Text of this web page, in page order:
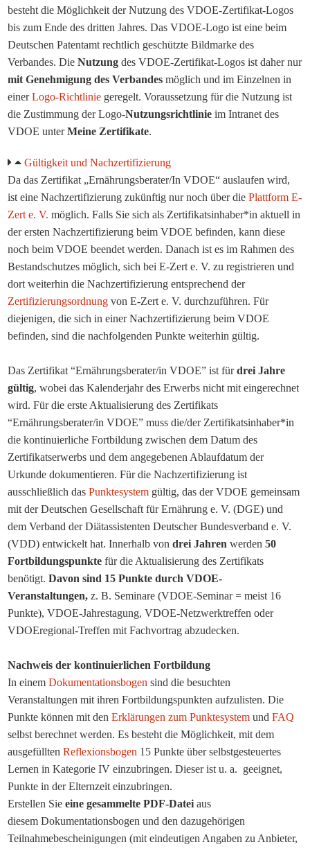
besteht die Möglichkeit der Nutzung des VDOE-Zertifikat-Logos
bis zum Ende des dritten Jahres. Das VDOE-Logo ist eine beim
Deutschen Patentamt rechtlich geschützte Bildmarke des
Verbandes. DieNutzungdes VDOE-Zertifikat-Logos ist daher nur
mit Genehmigung des Verbandes möglich und im Einzelnen in
einerLogo-Richtlinie geregelt. Voraussetzung für die Nutzung ist
die Zustimmung der Logo-Nutzungsrichtlinie im Intranet des
VDOE unterMeine Zertifikate.
Gültigkeit und Nachzertifizierung
Da das Zertifikat „Ernährungsberater/In VDOE“auslaufen wird,
ist eine Nachzertifizierung zukünftig nur noch über diePlattform E-
Zert e. V. möglich. Falls Siesich als Zertifikatsinhaber*in aktuell in
der ersten Nachzertifizierung beim VDOEbefinden, kann diese
noch beim VDOE beendet werden. Danach ist es im Rahmen des
Bestandschutzes möglich,sich bei E-Zert e. V. zu registrieren und
dort weiterhin die Nachzertifizierung entsprechend der
Zertifizierungsordnung von E-Zert e. V. durchzuführen.Für
diejenigen, die sich in einer Nachzertifizierungbeim VDOE
befinden, sind die nachfolgenden Punkte weiterhin gültig.
Das Zertifikat “Ernährungsberater/in VDOE” ist fürdrei Jahre
gültig, wobei das Kalenderjahr des Erwerbs nicht mit eingerechnet
wird. Für die erste Aktualisierung des Zertifikats
“Ernährungsberater/in VDOE” muss die/der Zertifikatsinhaber*in
die kontinuierliche Fortbildung zwischen dem Datum des
Zertifikatserwerbs und dem angegebenen Ablaufdatum der
Urkunde dokumentieren. Für die Nachzertifizierung ist
ausschließlich dasPunktesystem gültig, das der VDOE gemeinsam
mit der Deutschen Gesellschaft für Ernährung e. V. (DGE) und
dem Verband der Diätassistenten Deutscher Bundesverband e. V.
(VDD) entwickelt hat. Innerhalb vondrei Jahren werden50
Fortbildungspunkte für die Aktualisierung des Zertifikats
benötigt.Davon sind 15 Punkte durch VDOE-
Veranstaltungen,z. B. Seminare (VDOE-Seminar = meist 16
Punkte), VDOE-Jahrestagung, VDOE-Netzwerktreffen oder
VDOEregional-Treffen mit Fachvortrag abzudecken.
Nachweis der kontinuierlichen Fortbildung
In einemDokumentationsbogen sind die besuchten
Veranstaltungen mit ihren Fortbildungspunkten aufzulisten. Die
Punkte können mit denErklärungen zum Punktesystem undFAQ
selbst berechnet werden. Es besteht die Möglichkeit, mit dem
ausgefülltenReflexionsbogen 15 Punkte über selbstgesteuertes
Lernen in Kategorie IV einzubringen. Dieser ist u. a. geeignet,
Punkte in der Elternzeit einzubringen.
Erstellen Sieeine gesammelte PDF-Datei aus
diesem Dokumentationsbogen undden dazugehörigen
Teilnahmebescheinigungen(mit eindeutigen Angaben zu Anbieter,